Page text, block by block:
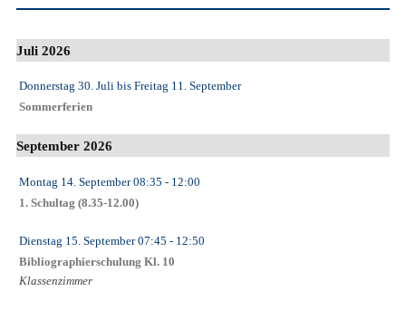
Juli 2026
Donnerstag 30. Juli bis Freitag 11. September
Sommerferien
September 2026
Montag 14. September08:35 - 12:00
1. Schultag (8.35-12.00)
Dienstag 15. September07:45 - 12:50
Bibliographierschulung Kl. 10
Klassenzimmer